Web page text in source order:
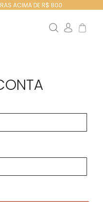
ACIMA DE R$ 800
Search
Meu